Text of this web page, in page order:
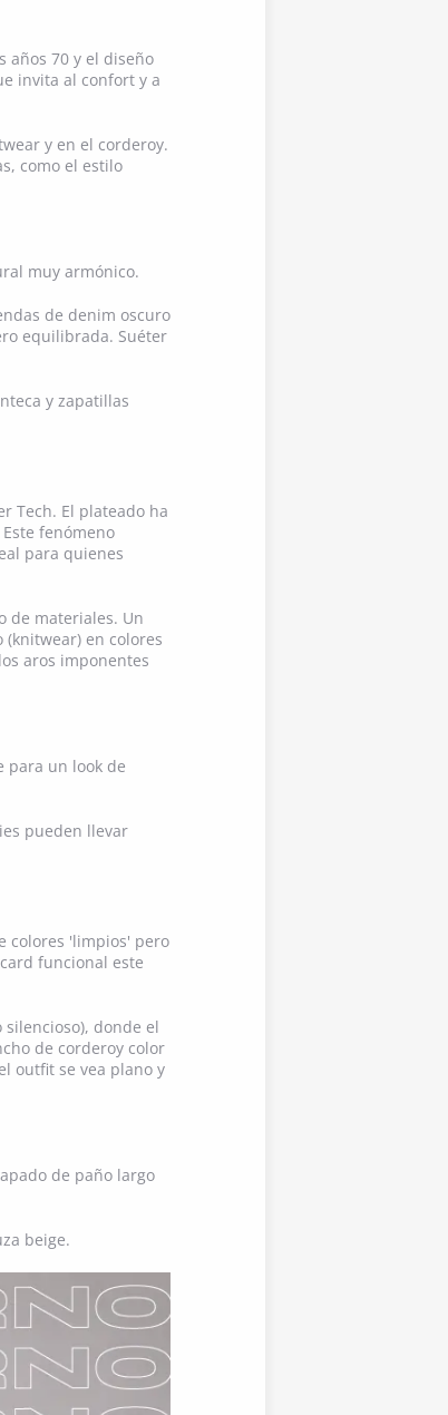
años 70 y el diseño
invita al confort y a
y en el corderoy.
como el estilo
muy armónico.
de denim oscuro
equilibrada. Suéter
y zapatillas
Tech. El plateado ha
fenómeno
para quienes
de materiales. Un
en colores
aros imponentes
para un look de
pueden llevar
colores 'limpios' pero
funcional este
donde el
de corderoy color
outfit se vea plano y
de paño largo
beige.